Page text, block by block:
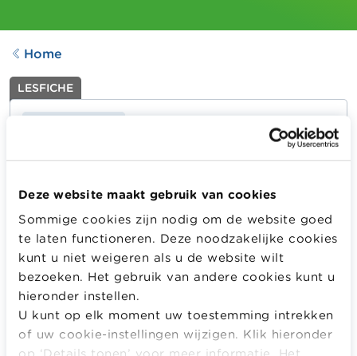
Deze website maakt gebruik van cookies
Sommige cookies zijn nodig om de website goed
te laten functioneren. Deze noodzakelijke cookies
kunt u niet weigeren als u de website wilt
bezoeken. Het gebruik van andere cookies kunt u
hieronder instellen.
U kunt op elk moment uw toestemming intrekken
of uw cookie-instellingen wijzigen. Klik hieronder
Home
LESFICHE
1004 downloads
De leerlingen starten met een korte test waarin ze
nagaan of ze krekel of mier zijn. Daarna worden de
resultaten van deze test besproken en geanalyseerd. In
een tweede deel gaan de leerlingen dieper in op hun
aankoopgedrag en verschillende invloeden bij
aankopen.